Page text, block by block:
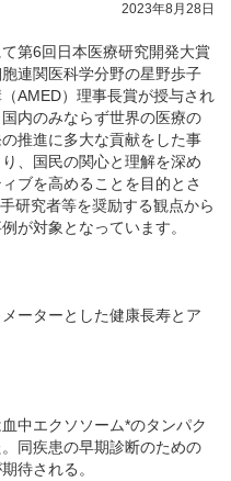
2023年8月28日
第6回日本医療研究開発大賞
連関医科学分野の星野歩子
AMED）理事長賞が授与され
内のみならず世界の医療の
推進に多大な貢献をした事
、国民の関心と理解を深め
ブを高めることを目的とさ
研究者等を奨励する観点から
が対象となっています。
ーターとした健康長寿とア
中エクソソーム*のタンパク
同疾患の早期診断のための
待される。